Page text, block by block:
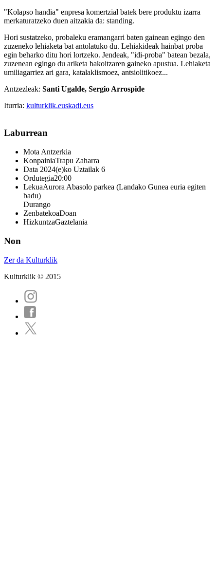
"Kolapso handia" enpresa komertzial batek bere produktu izarra
merkaturatzeko duen aitzakia da: standing.
Hori sustatzeko, probaleku eramangarri baten gainean egingo den
zuzeneko lehiaketa bat antolatuko du. Lehiakideak hainbat proba
egin beharko ditu hori lortzeko. Jendeak, "idi-proba" batean bezala,
zuzenean egingo du ariketa bakoitzaren gaineko apustua. Lehiaketa
umiliagarriez ari gara, katalaklismoez, antsiolitikoez...
Antzezleak: Santi Ugalde, Sergio Arrospide
Iturria: kulturklik.euskadi.eus
Laburrean
Mota Antzerkia
KonpainiaTrapu Zaharra
Data 2024(e)ko Uztailak 6
Ordutegia20:00
LekuaAurora Abasolo parkea (Landako Gunea euria egiten
badu)
Durango
ZenbatekoaDoan
HizkuntzaGaztelania
Non
Zer da Kulturklik
Kulturklik © 2015